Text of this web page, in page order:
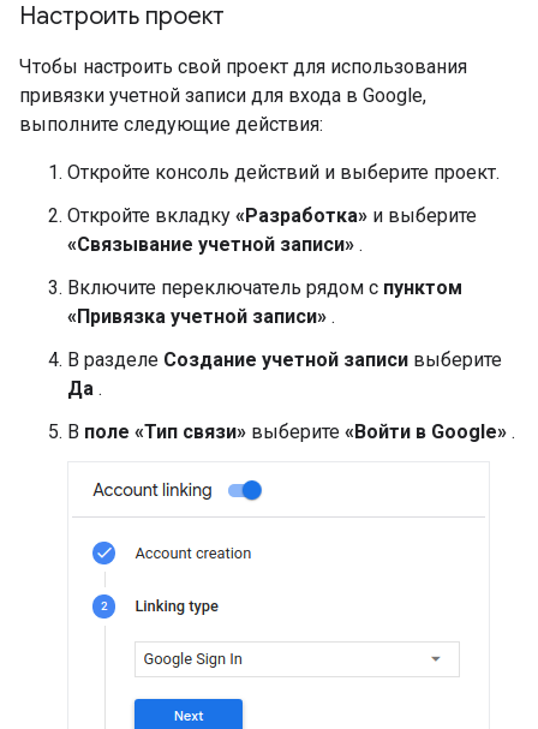
Настроить проект
Чтобы настроить свой проект для использования
привязки учетной записи для входа в Google,
выполните следующие действия:
Откройте консоль действий и выберите проект.
Откройте вкладку «Разработка» и выберите
«Связывание учетной записи» .
Включите переключатель рядом с пунктом
«Привязка учетной записи» .
В разделе Создание учетной записи выберите
Да .
В поле «Тип связи» выберите «Войти в Google» .